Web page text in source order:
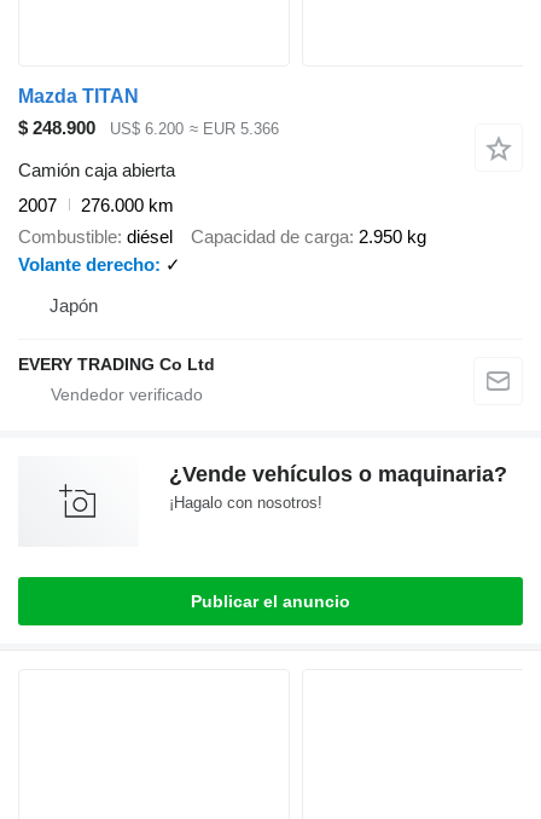
Mazda TITAN
$ 248.900
US$ 6.200 ≈ EUR 5.366
Camión caja abierta
2007
276.000 km
Combustible diésel Capacidad de carga 2.950 kg
Volante derecho
✓
Japón
EVERY TRADING Co Ltd
¿Vende vehículos o maquinaria?
¡Hagalo con nosotros!
Publicar el anuncio